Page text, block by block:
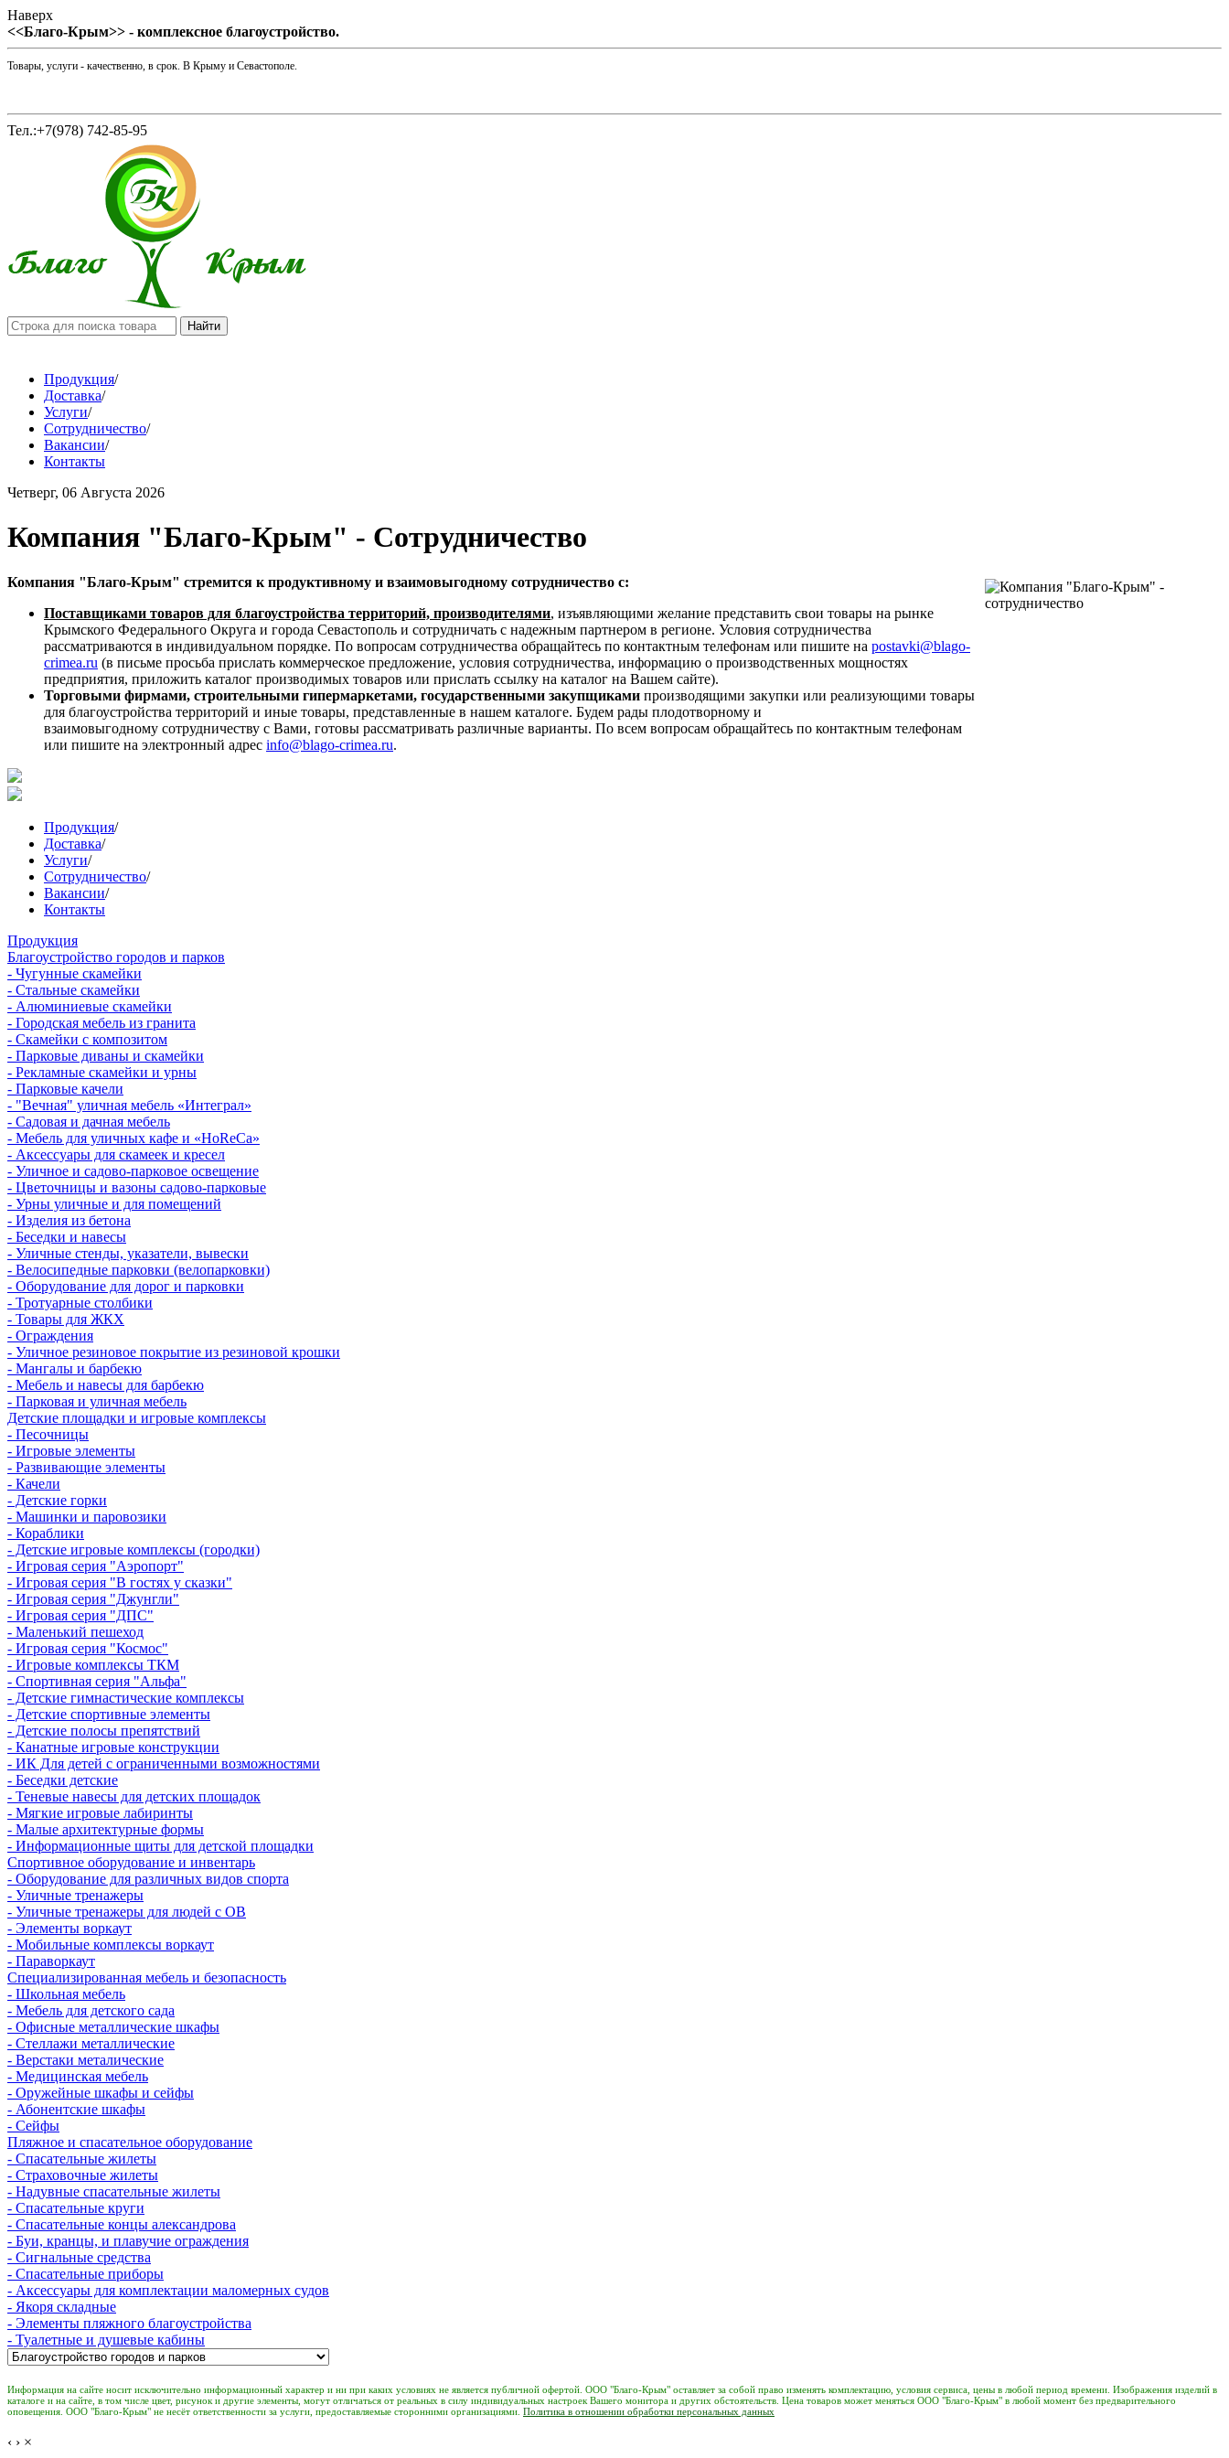
Наверх
<<Благо-Крым>> - комплексное благоустройство.
Товары, услуги - качественно, в срок. В Крыму и Севастополе.
Тел.:+7(978) 742-85-95
Продукция/
Доставка/
Услуги/
Сотрудничество/
Вакансии/
Контакты
Четверг, 06 Августа 2026
Компания "Благо-Крым" - Сотрудничество
Компания "Благо-Крым" стремится к продуктивному и взаимовыгодному сотрудничество с:
Поставщиками товаров для благоустройства территорий, производителями, изъявляющими желание представить свои товары на рынке
Крымского Федерального Округа и города Севастополь и сотрудничать с надежным партнером в регионе. Условия сотрудничества
рассматриваются в индивидуальном порядке. По вопросам сотрудничества обращайтесь по контактным телефонам или пишите на postavki@blago-
crimea.ru (в письме просьба прислать коммерческое предложение, условия сотрудничества, информацию о производственных мощностях
предприятия, приложить каталог производимых товаров или прислать ссылку на каталог на Вашем сайте).
Торговыми фирмами, строительными гипермаркетами, государственными закупщиками производящими закупки или реализующими товары
для благоустройства территорий и иные товары, представленные в нашем каталоге. Будем рады плодотворному и
взаимовыгодному сотрудничеству с Вами, готовы рассматривать различные варианты. По всем вопросам обращайтесь по контактным телефонам
или пишите на электронный адрес info@blago-crimea.ru.
Продукция/
Доставка/
Услуги/
Сотрудничество/
Вакансии/
Контакты
Продукция
Благоустройство городов и парков
- Чугунные скамейки
- Стальные скамейки
- Алюминиевые скамейки
- Городская мебель из гранита
- Скамейки с композитом
- Парковые диваны и скамейки
- Рекламные скамейки и урны
- Парковые качели
- "Вечная" уличная мебель «Интеграл»
- Садовая и дачная мебель
- Мебель для уличных кафе и «HoReCa»
- Аксессуары для скамеек и кресел
- Уличное и садово-парковое освещение
- Цветочницы и вазоны садово-парковые
- Урны уличные и для помещений
- Изделия из бетона
- Беседки и навесы
- Уличные стенды, указатели, вывески
- Велосипедные парковки (велопарковки)
- Оборудование для дорог и парковки
- Тротуарные столбики
- Товары для ЖКХ
- Ограждения
- Уличное резиновое покрытие из резиновой крошки
- Мангалы и барбекю
- Мебель и навесы для барбекю
- Парковая и уличная мебель
Детские площадки и игровые комплексы
- Песочницы
- Игровые элементы
- Развивающие элементы
- Качели
- Детские горки
- Машинки и паровозики
- Кораблики
- Детские игровые комплексы (городки)
- Игровая серия "Аэропорт"
- Игровая серия "В гостях у сказки"
- Игровая серия "Джунгли"
- Игровая серия "ДПС"
- Маленький пешеход
- Игровая серия "Космос"
- Игровые комплексы ТКМ
- Спортивная серия "Альфа"
- Детские гимнастические комплексы
- Детские спортивные элементы
- Детские полосы препятствий
- Канатные игровые конструкции
- ИК Для детей с ограниченными возможностями
- Беседки детские
- Теневые навесы для детских площадок
- Мягкие игровые лабиринты
- Малые архитектурные формы
- Информационные щиты для детской площадки
Спортивное оборудование и инвентарь
- Оборудование для различных видов спорта
- Уличные тренажеры
- Уличные тренажеры для людей с ОВ
- Элементы воркаут
- Мобильные комплексы воркаут
- Параворкаут
Cпециализированная мебель и безопасность
- Школьная мебель
- Мебель для детского сада
- Офисные металлические шкафы
- Стеллажи металлические
- Верстаки металические
- Медицинская мебель
- Оружейные шкафы и сейфы
- Абонентские шкафы
- Сейфы
Пляжное и спасательное оборудование
- Спасательные жилеты
- Страховочные жилеты
- Надувные спасательные жилеты
- Спасательные круги
- Спасательные концы александрова
- Буи, кранцы, и плавучие ограждения
- Сигнальные средства
- Спасательные приборы
- Аксессуары для комплектации маломерных судов
- Якоря складные
- Элементы пляжного благоустройства
- Туалетные и душевые кабины
Информация на сайте носит исключительно информационный характер и ни при каких условиях не является публичной офертой. ООО "Благо-Крым" оставляет за собой право изменять комплектацию, условия сервиса, цены в любой период времени. Изображения изделий в
каталоге и на сайте, в том числе цвет, рисунок и другие элементы, могут отличаться от реальных в силу индивидуальных настроек Вашего монитора и других обстоятельств. Цена товаров может меняться ООО "Благо-Крым" в любой момент без предварительного
оповещения. ООО "Благо-Крым" не несёт ответственности за услуги, предоставляемые сторонними организациями. Политика в отношении обработки персональных данных
‹ › ×